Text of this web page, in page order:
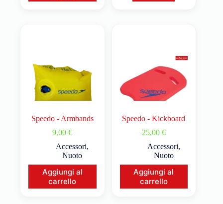
Speedo - Armbands
9,00€
Accessori,
Nuoto
Aggiungi al
carrello
Speedo - Kickboard
25,00 €
Accessori,
Nuoto
Aggiungi al
carrello